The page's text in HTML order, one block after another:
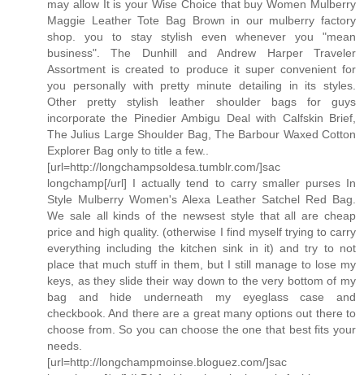
may allow It is your Wise Choice that buy Women Mulberry
Maggie Leather Tote Bag Brown in our mulberry factory
shop. you to stay stylish even whenever you "mean
business". The Dunhill and Andrew Harper Traveler
Assortment is created to produce it super convenient for
you personally with pretty minute detailing in its styles.
Other pretty stylish leather shoulder bags for guys
incorporate the Pinedier Ambigu Deal with Calfskin Brief,
The Julius Large Shoulder Bag, The Barbour Waxed Cotton
Explorer Bag only to title a few..
[url=http://longchampsoldesa.tumblr.com/]sac
longchamp[/url] I actually tend to carry smaller purses In
Style Mulberry Women's Alexa Leather Satchel Red Bag.
We sale all kinds of the newsest style that all are cheap
price and high quality. (otherwise I find myself trying to carry
everything including the kitchen sink in it) and try to not
place that much stuff in them, but I still manage to lose my
keys, as they slide their way down to the very bottom of my
bag and hide underneath my eyeglass case and
checkbook. And there are a great many options out there to
choose from. So you can choose the one that best fits your
needs.
[url=http://longchampmoinse.bloguez.com/]sac